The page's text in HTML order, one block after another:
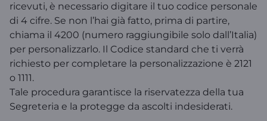
ricevuti, è necessario digitare il tuo codice personale
di 4 cifre. Se non l’hai già fatto, prima di partire,
chiama il 4200 (numero raggiungibile solo dall’Italia)
per personalizzarlo. Il Codice standard che ti verrà
richiesto per completare la personalizzazione è 2121
o 1111.
Tale procedura garantisce la riservatezza della tua
Segreteria e la protegge da ascolti indesiderati.